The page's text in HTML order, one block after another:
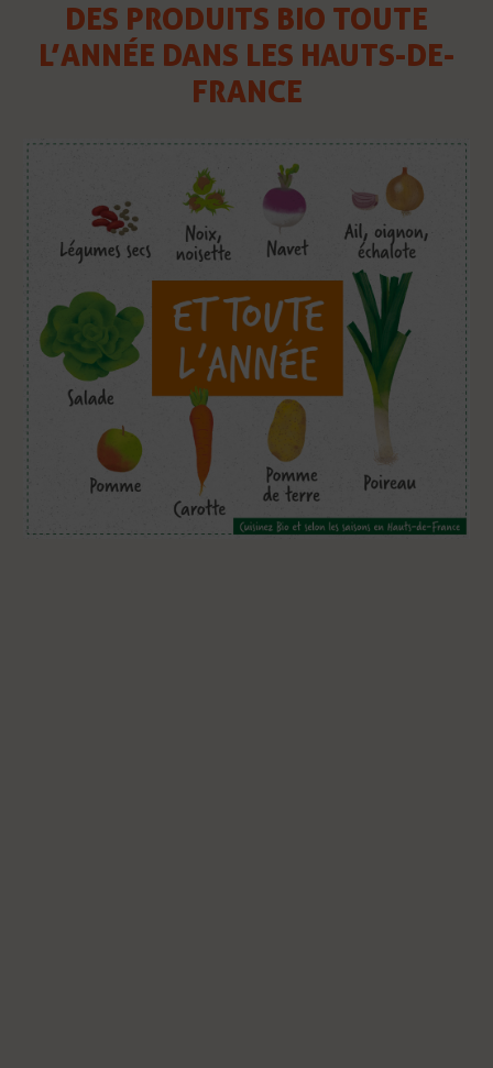
DES PRODUITS BIO TOUTE
L’ANNÉE DANS LES HAUTS-DE-
FRANCE